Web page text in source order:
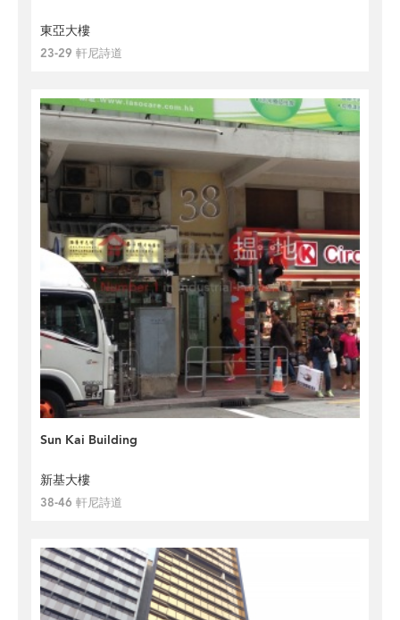
東亞大樓
23-29 軒尼詩道
Sun Kai Building
新基大樓
38-46 軒尼詩道